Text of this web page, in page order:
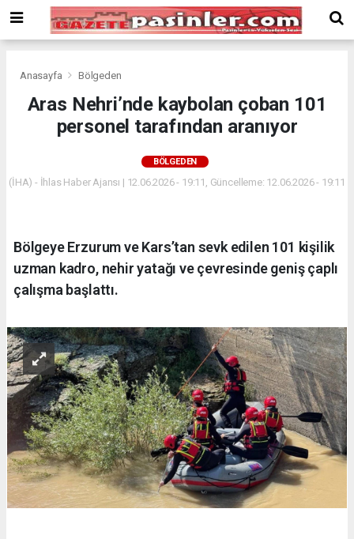
Bonusu
Veren
deneme
veren
siteler
Veren
Anasayfa Bölgeden
Aras Nehri’nde kaybolan çoban 101
personel tarafından aranıyor
BÖLGEDEN
(İHA) - İhlas Haber Ajansı | 12.06.2026 - 19:11, Güncelleme: 12.06.2026 - 19:11
Bölgeye Erzurum ve Kars’tan sevk edilen 101 kişilik
uzman kadro, nehir yatağı ve çevresinde geniş çaplı
çalışma başlattı.